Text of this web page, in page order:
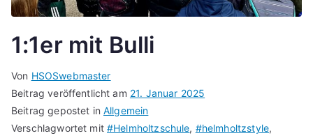
1:1er mit Bulli
Von HSOSwebmaster
Beitrag veröffentlicht am 21. Januar 2025
Beitrag gepostet inAllgemein
Verschlagwortet mit#Helmholtzschule, #helmholtzstyle,